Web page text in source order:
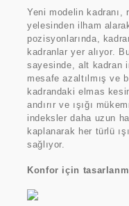
Yeni modelin kadranı,
yelesinden ilham
pozisyonlarında,
kadranlar yer alıyor.
sayesinde, alt kadran
mesafe azaltılmış ve
kadrandaki elmas
andırır ve ışığı
indeksler daha uzun
kaplanarak her türlü
sağlıyor.
Konfor için